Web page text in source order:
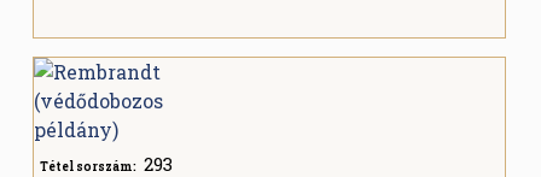
Tétel sorszám: 293